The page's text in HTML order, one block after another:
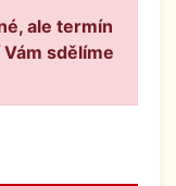
ale termín
sdělíme